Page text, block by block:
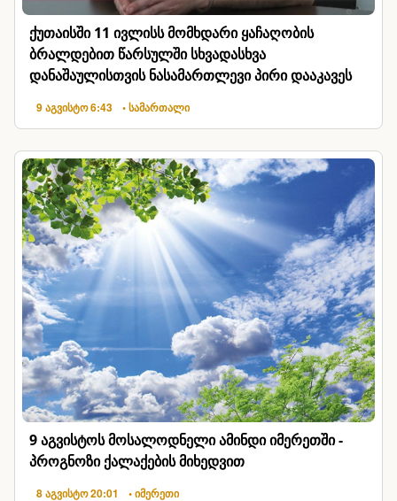
ქუთაისში 11 ივლისს მომხდარი ყაჩაღობის
ბრალდებით წარსულში სხვადასხვა
დანაშაულისთვის ნასამართლევი პირი დააკავეს
9 აგვისტო 6:43 • სამართალი
9 აგვისტოს მოსალოდნელი ამინდი იმერეთში -
პროგნოზი ქალაქების მიხედვით
8 აგვისტო 20:01 • იმერეთი